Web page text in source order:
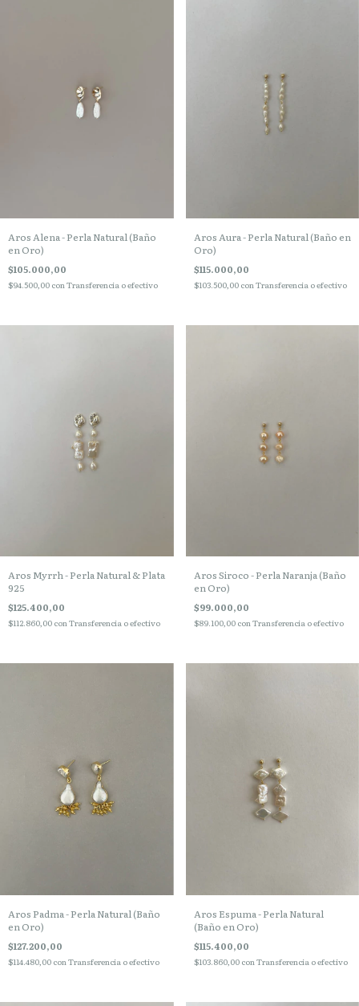
Aros Alena - Perla Natural (Baño
en Oro)
$105.000,00
$94.500,00 con Transferencia o efectivo
Aros Aura - Perla Natural (Baño en
Oro)
$115.000,00
$103.500,00 con Transferencia o efectivo
Aros Myrrh - Perla Natural & Plata
925
$125.400,00
$112.860,00 conTransferencia o efectivo
Aros Siroco - Perla Naranja (Baño
en Oro)
$99.000,00
$89.100,00 conTransferencia o efectivo
Aros Padma - Perla Natural (Baño
en Oro)
$127.200,00
$114.480,00 con Transferencia o efectivo
Aros Espuma - Perla Natural
(Baño en Oro)
$115.400,00
$103.860,00 con Transferencia o efectivo